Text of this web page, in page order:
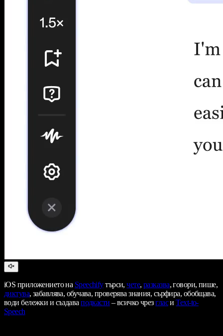
iOS приложението на Speechifyтърси,чете, разказва, говори, пише,
диктува, забавлява, обучава, проверява знания, сърфира, обобщава,
води бележки и създаваподкасти – всичко чрезгласиText-to-
Speech